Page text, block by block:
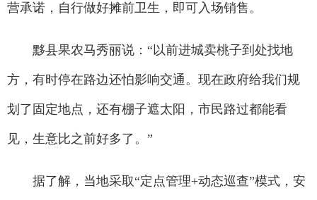
营承诺，自行做好摊前卫生，即可入场销售。
黟县果农马秀丽说：“以前进城卖桃子到处找地
方，有时停在路边还怕影响交通。现在政府给我们规
划了固定地点，还有棚子遮太阳，市民路过都能看
见，生意比之前好多了。”
据了解，当地采取“定点管理+动态巡查”模式，安